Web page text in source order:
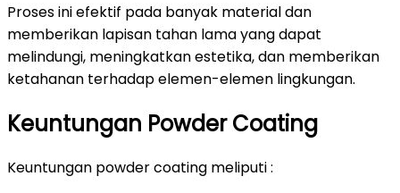
Proses ini efektif pada banyak material dan
memberikan lapisan tahan lama yang dapat
melindungi, meningkatkan estetika, dan memberikan
ketahanan terhadap elemen-elemen lingkungan.
Keuntungan Powder Coating
Keuntungan powder coating meliputi :